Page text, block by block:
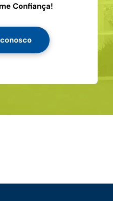
Confiança!